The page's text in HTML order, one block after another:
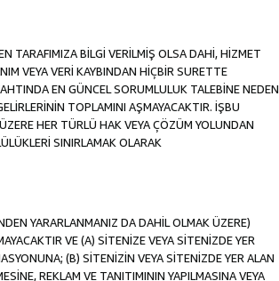
TARAFIMIZA BİLGİ VERİLMİŞ OLSA DAHİ, HİZMET
VEYA VERİ KAYBINDAN HİÇBİR SURETTE
EN GÜNCEL SORUMLULUK TALEBİNE NEDEN
TOPLAMINI AŞMAYACAKTIR. İŞBU
HER TÜRLÜ HAK VEYA ÇÖZÜM YOLUNDAN
SINIRLAMAK OLARAK
YARARLANMANIZ DA DAHİL OLMAK ÜZERE)
VE (A) SİTENİZE VEYA SİTENİZDE YER
(B) SİTENİZİN VEYA SİTENİZDE YER ALAN
REKLAM VE TANITIMININ YAPILMASINA VEYA